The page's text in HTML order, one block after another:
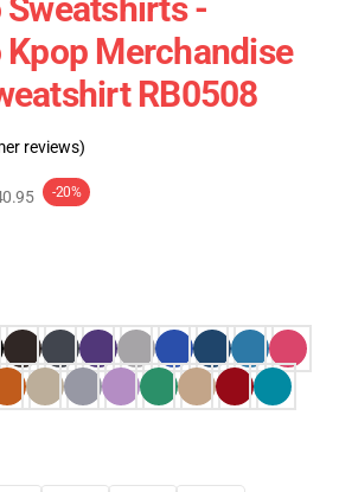
-
Merchandise
RB0508
reviews)
-20%